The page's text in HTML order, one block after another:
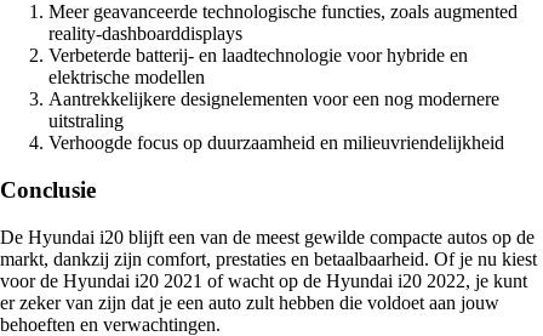
Meer geavanceerde technologische functies, zoals augmented
reality-dashboarddisplays
Verbeterde batterij- en laadtechnologie voor hybride en
elektrische modellen
Aantrekkelijkere designelementen voor een nog modernere
uitstraling
Verhoogde focus op duurzaamheid en milieuvriendelijkheid
Conclusie
De Hyundai i20 blijft een van de meest gewilde compacte autos op de
markt, dankzij zijn comfort, prestaties en betaalbaarheid. Of je nu kiest
voor de Hyundai i20 2021 of wacht op de Hyundai i20 2022, je kunt
er zeker van zijn dat je een auto zult hebben die voldoet aan jouw
behoeften en verwachtingen.